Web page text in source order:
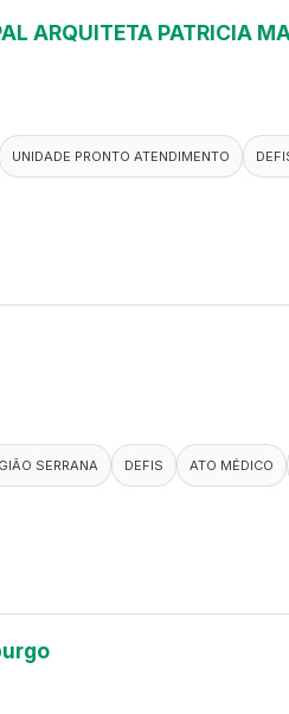
ARQUITETA PATRICIA
UNIDADE PRONTO ATENDIMENTO
SERRANA DEFIS ATO MÉDICO